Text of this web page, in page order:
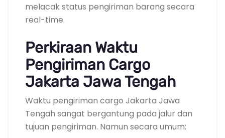
melacak status pengiriman barang secara
real-time.
Perkiraan Waktu
Pengiriman Cargo
Jakarta Jawa Tengah
Waktu pengiriman cargo Jakarta Jawa
Tengah sangat bergantung pada jalur dan
tujuan pengiriman. Namun secara umum: